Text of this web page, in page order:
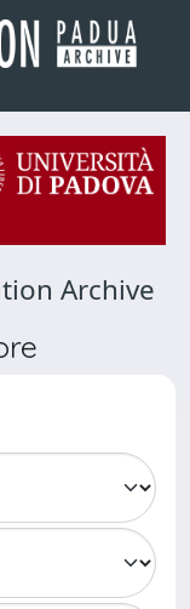
Archive